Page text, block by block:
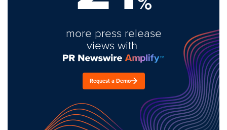
more press release
views with
Request a Demo